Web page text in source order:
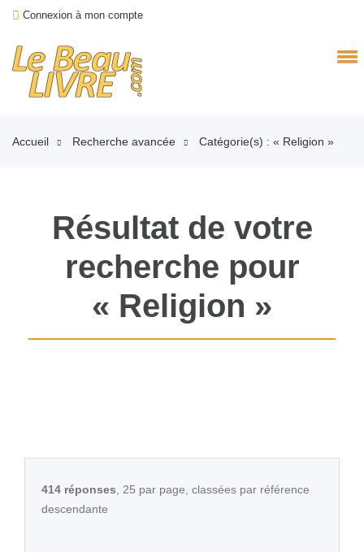
Connexion à mon compte
Accueil Recherche avancée Catégorie(s) : « Religion »
Résultat de votre
recherche pour
« Religion »
414 réponses , 25 par page, classées par référence
descendante